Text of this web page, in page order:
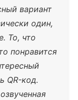
вариант
один,
То, что
понравится
QR-код.